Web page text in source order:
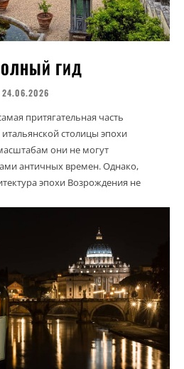
ГИД
24.06.2026
притягательная часть
столицы эпохи
они не могут
античных времен. Однако,
эпохи Возрождения не